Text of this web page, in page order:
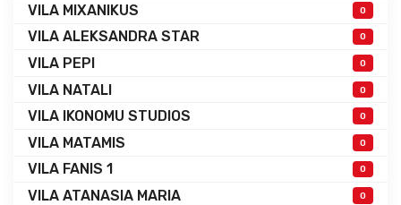
VILA MIXANIKUS 0
VILA ALEKSANDRA STAR 0
VILA PEPI 0
VILA NATALI 0
VILA IKONOMU STUDIOS 0
VILA MATAMIS 0
VILA FANIS 1 0
VILA ATANASIA MARIA 0